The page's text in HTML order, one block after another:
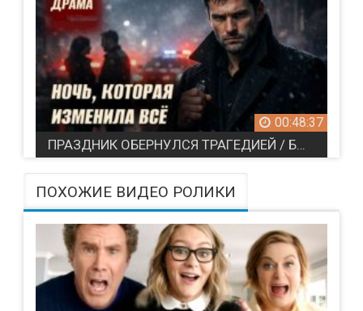
00:48:37
ПРАЗДНИК ОБЕРНУЛСЯ ТРАГЕДИЕЙ / Бывший любовник сестры начал охоту на них (все серии)
ПОХОЖИЕ ВИДЕО РОЛИКИ